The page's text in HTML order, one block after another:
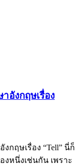
าอังกฤษเรื่อง
งกฤษเรื่อง “Tell” นี่ก็
งหนึ่งเช่นกัน เพราะ